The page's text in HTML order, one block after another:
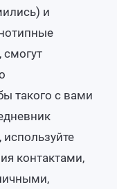
и
смогут
такого с вами
контактами,